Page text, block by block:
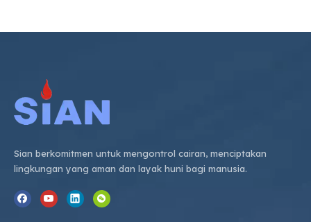
Sian berkomitmen untuk mengontrol cairan, menciptakan
lingkungan yang aman dan layak huni bagi manusia.